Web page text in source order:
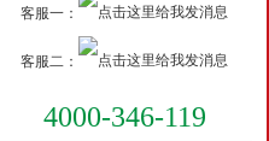
客服一：
客服二：
4000-346-119